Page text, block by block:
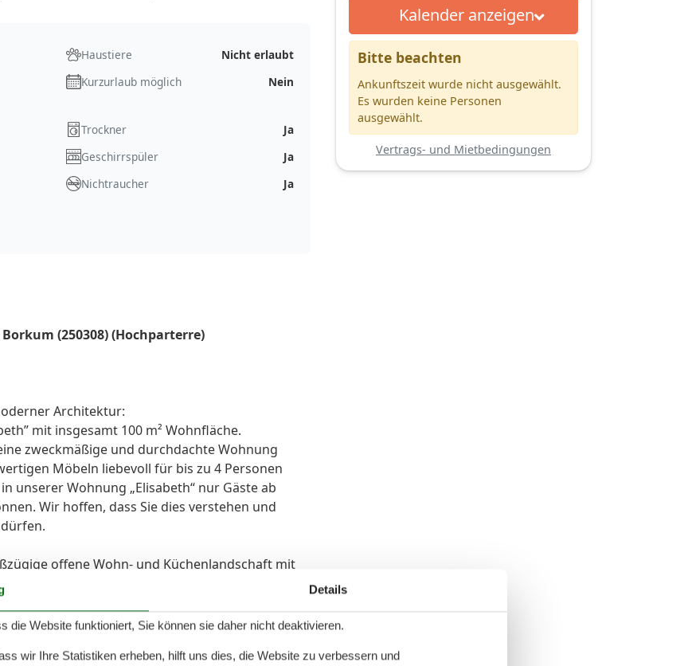
Haustiere
Nicht erlaubt
Kurzurlaub möglich
Nein
Trockner
Ja
Geschirrspüler
Ja
Nichtraucher
Ja
(250308) (Hochparterre)
Architektur:
mit insgesamt 100 m² Wohnfläche.
zweckmäßige und durchdachte Wohnung
Möbeln liebevoll für bis zu 4 Personen
unserer Wohnung „Elisabeth“ nur Gäste ab
Wir hoffen, dass Sie dies verstehen und
offene Wohn- und Küchenlandschaft mit
Sofaecke, LCD-TV, DVD-Player und
bietet Ihnen hierzu alles, was erfahrene
über eine Komplettausstattung inklusive
und ein 4-fach Ceranfeld.
Kalender anzeigen
Bitte beachten
Ankunftszeit wurde nicht ausgewählt.
Es wurden keine Personen
ausgewählt.
Vertrags- und Mietbedingungen
Details
die Website funktioniert, Sie können sie daher nicht deaktivieren.
wir Ihre Statistiken erheben, hilft uns dies, die Website zu verbessern und